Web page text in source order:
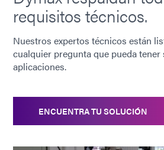
requisitos técnicos.
Nuestros expertos técnicos están
cualquier pregunta que pueda
aplicaciones.
ENCUENTRA TU SOLUCIÓN